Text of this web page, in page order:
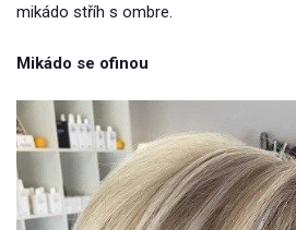
mikádo stříh s ombre.
Mikádo se ofinou